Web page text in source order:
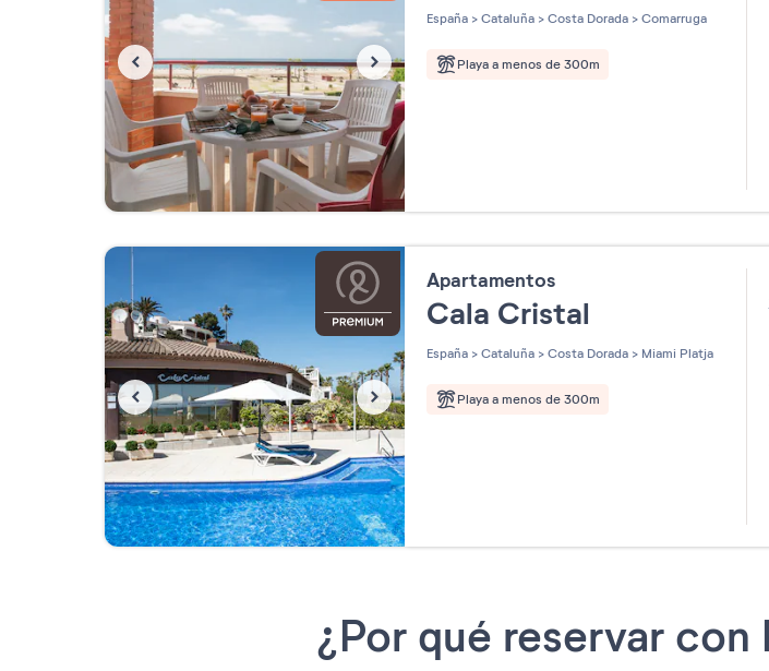
España > Cataluña > Costa Dorada > Comarruga
Playa a menos de 300m
Apartamentos
Cala Cristal
España > Cataluña > Costa Dorada > Miami Platja
Playa a menos de 300m
¿Por qué reservar